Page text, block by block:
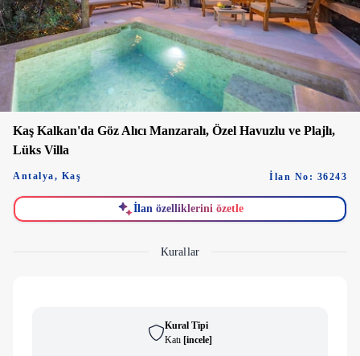
Kaş Kalkan'da Göz Alıcı Manzaralı, Özel Havuzlu ve Plajlı,
Lüks Villa
Antalya, Kaş İlan No: 36243
İlan özelliklerini özetle
Kurallar
Kural Tipi
Katı [i̇ncele]